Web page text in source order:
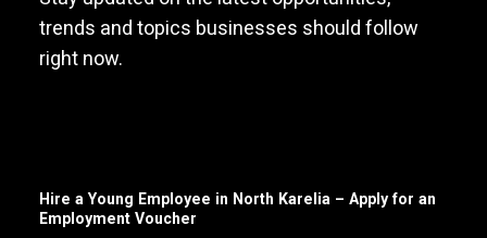
trends and topics businesses should follow
right now.
Hire a Young Employee in North Karelia – Apply for an
Employment Voucher